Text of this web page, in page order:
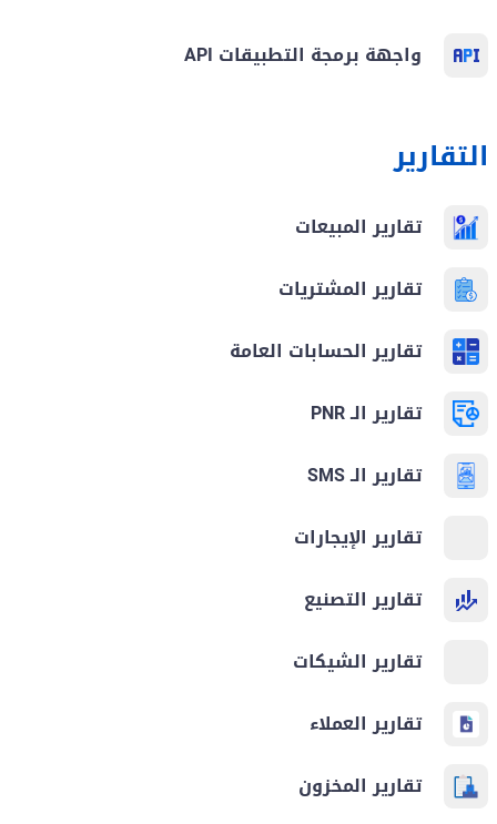
واجهة برمجة التطبيقات API
التقارير
تقارير المبيعات
تقارير المشتريات
تقارير الحسابات العامة
تقارير الـ PNR
تقارير الـ SMS
تقارير الإيجارات
تقارير التصنيع
تقارير الشيكات
تقارير العملاء
تقارير المخزون